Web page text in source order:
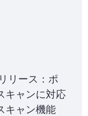
リース：ポ
キャンに対応
キャン機能